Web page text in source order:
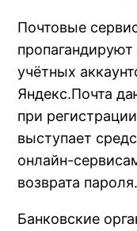
Почтовые
учётных
Яндекс.Почта
при
выступает
онлайн-
возврата пароля.
Банковские